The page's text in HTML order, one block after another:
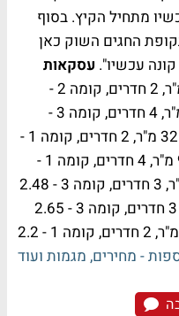
מתחיל הקיץ. בסוף
החגים השוק כאן
עכשיו". עסקאות
תלפיות 36, 51 מ"ר, 2 חדרים, קומה 2 -
2.07 מיליון שקל. שקדיה 9, 79 מ"ר, 4 חדרים, קומה 3 -
3.25 מיליון שקל. ז'בוטינסקי 95, 32 מ"ר, 2 חדרים, קומה 1 -
1.38 מיליון שקל. תלפיות 21, 94 מ"ר, 4 חדרים, קומה 1 -
3.56 מיליון שקל. חרות 17, 75 מ"ר, 3 חדרים, קומה 3 - 2.48
מיליון שקל. הדקלים 10, 59 מ"ר, 3 חדרים, קומה 3 - 2.65
מיליון שקל. רוקח 29 רמת גן, 41 מ"ר, 2 חדרים, קומה 1 - 2.2
- מחירים, מגמות ועוד